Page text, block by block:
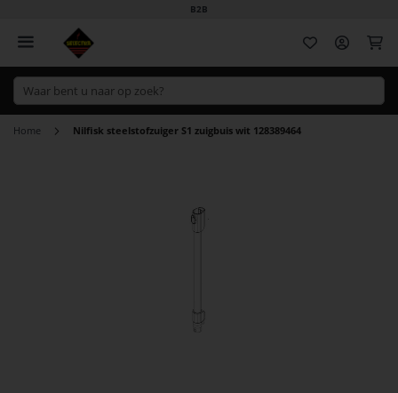
B2B
Home Nilfisk steelstofzuiger S1 zuigbuis wit 128389464